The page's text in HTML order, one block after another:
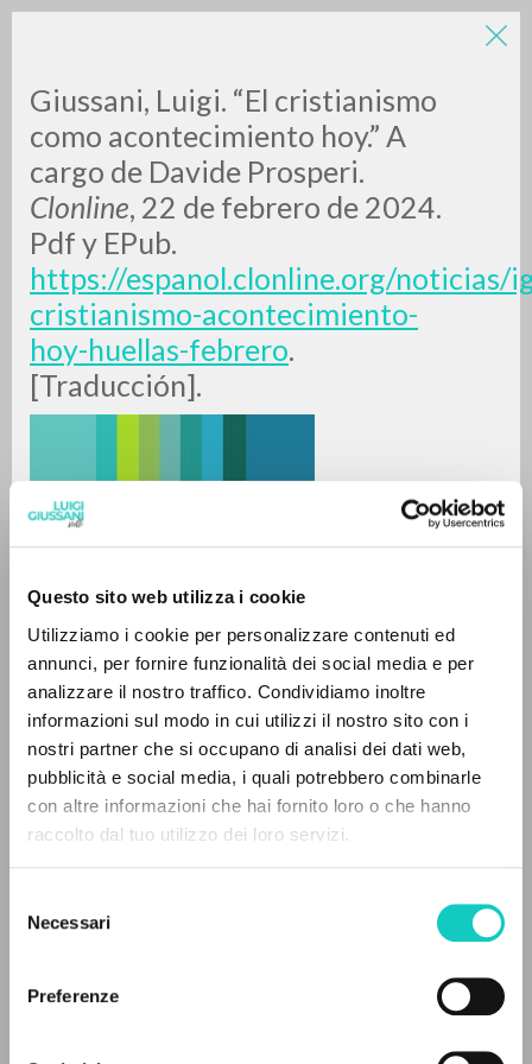
Questo sito web utilizza i cookie
Utilizziamo i cookie per personalizzare contenuti ed
annunci, per fornire funzionalità dei social media e per
analizzare il nostro traffico. Condividiamo inoltre
informazioni sul modo in cui utilizzi il nostro sito con i
nostri partner che si occupano di analisi dei dati web,
pubblicità e social media, i quali potrebbero combinarle
con altre informazioni che hai fornito loro o che hanno
raccolto dal tuo utilizzo dei loro servizi.
delNecessari
Preferenze
Giussani, Luigi. “El cristianismo
como acontecimiento hoy.” A
cargo de Davide Prosperi.
Clonline, 22 de febrero de 2024.
Pdf y EPub.
https://espanol.clonline.org/noticias/
cristianismo-acontecimiento-
hoy-huellas-febrero.
[Traducción].
clonline.org
LUIGI
GIUSSANI
scritti
BÚSQUEDA AVANZADA »
0DOCUMENTOS ENCONTRADOS
RESULTADOS SUCESIVOS